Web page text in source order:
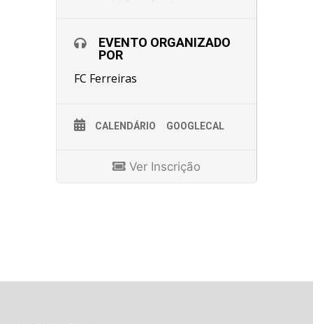
EVENTO ORGANIZADO
POR
FC Ferreiras
CALENDÁRIO GOOGLECAL
Ver Inscrição